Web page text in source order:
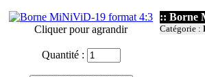
Cliquer pour agrandir
Quantité :
:: Borne
Catégorie :